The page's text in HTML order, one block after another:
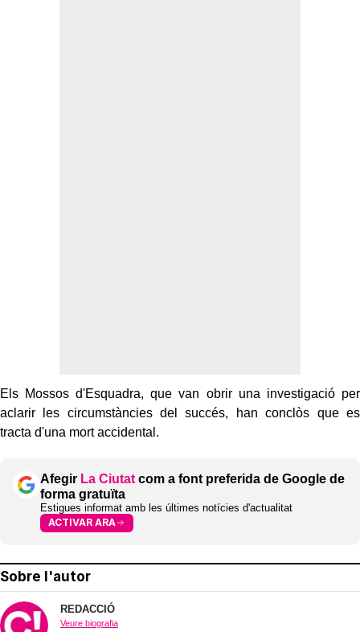
Els Mossos d'Esquadra, que van obrir una investigació per
aclarir les circumstàncies del succés, han conclòs que es
tracta d'una mort accidental.
Afegir La Ciutat com a font preferida de Google de
forma gratuïta
Estigues informat amb les últimes notícies d'actualitat
ACTIVAR ARA
Sobre l'autor
REDACCIÓ
Veure biografia